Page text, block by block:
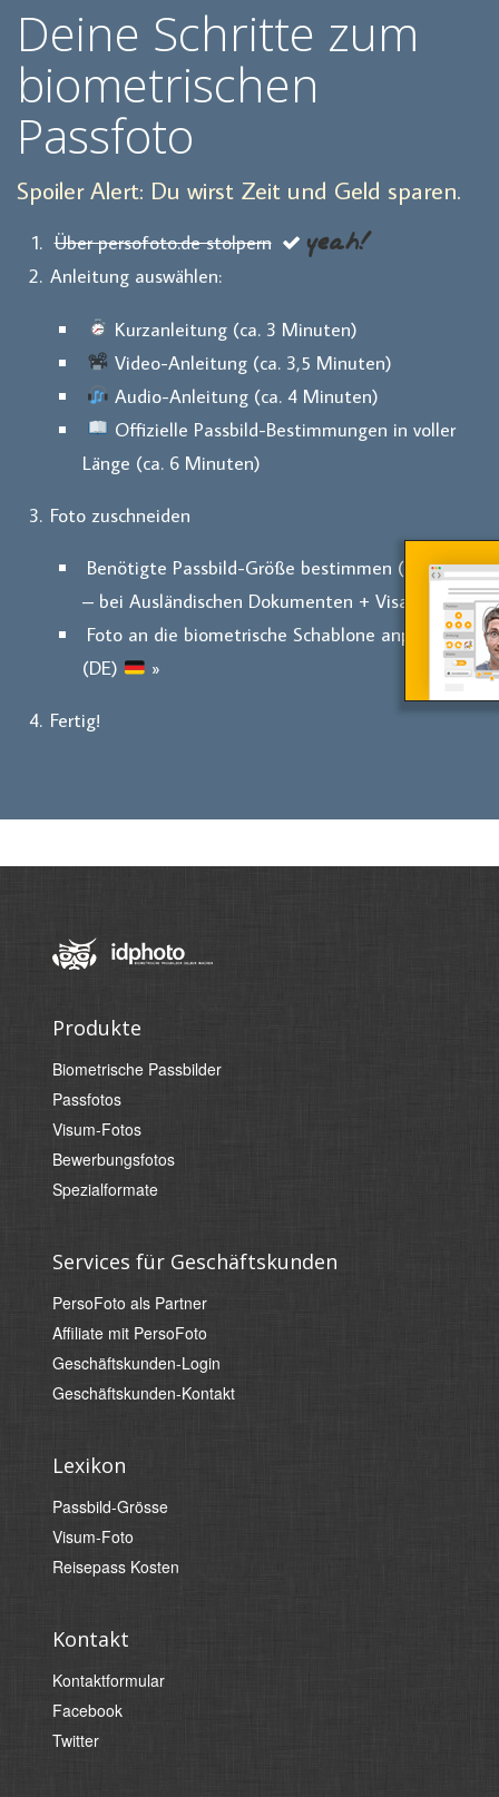
Deine Schritte zum
biometrischen
Passfoto
Spoiler Alert: Du wirst Zeit und Geld sparen.
Über persofoto.de stolpern yeah!
Anleitung auswählen:
Kurzanleitung (ca. 3 Minuten)
Video-Anleitung (ca. 3,5 Minuten)
Audio-Anleitung (ca. 4 Minuten)
Offizielle Passbild-Bestimmungen in voller
Länge (ca. 6 Minuten)
Foto zuschneiden
Benötigte Passbild-Größe bestimmen (optional
– bei Ausländischen Dokumenten + Visa
) »
Foto an die biometrische Schablone anpassen
(DE)
»
Fertig!
Produkte
Biometrische Passbilder
Passfotos
Visum-Fotos
Bewerbungsfotos
Spezialformate
Services für Geschäftskunden
PersoFoto als Partner
Affiliate mit PersoFoto
Geschäftskunden-Login
Geschäftskunden-Kontakt
Lexikon
Passbild-Grösse
Visum-Foto
Reisepass Kosten
Kontakt
Kontaktformular
Facebook
Twitter